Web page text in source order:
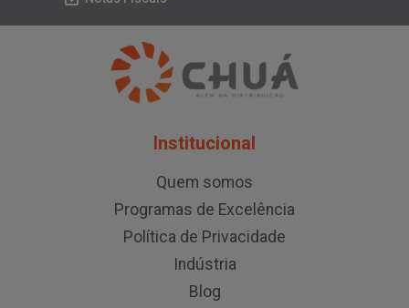
Institucional
Quem somos
Programas de Excelência
Política de Privacidade
Indústria
Blog